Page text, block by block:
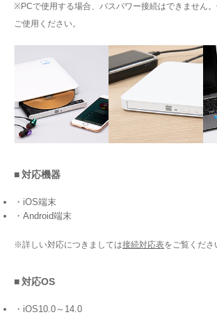
※PCで使用する場合、バスパワー接続はできません
ご使用ください。
■ 対応機器
・iOS端末
・Android端末
※詳しい対応につきましては接続対応表をご覧くださ
■ 対応OS
・iOS10.0～14.0